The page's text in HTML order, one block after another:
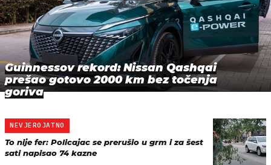
Guinnessov rekord: Nissan Qashqai
prešao gotovo 2000 km bez točenja
goriva
NEVJEROJATNO
To nije fer: Policajac se prerušio u grm i za šest
sati napisao 74 kazne